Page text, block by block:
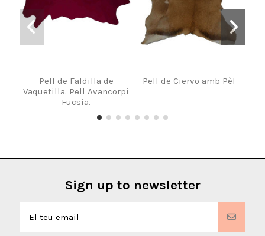
Pell de Faldilla de
Vaquetilla. Pell Avancorpi
Fucsia.
Pell de Ciervo amb Pèl
Sign up to newsletter